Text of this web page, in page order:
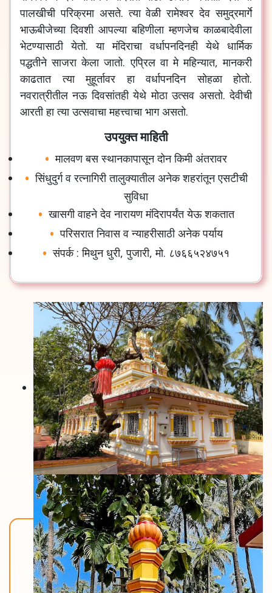
पालखीची परिक्रमा असते.त्या वेळी रामेश्वर देव समुद्रमार्गे
भाऊबीजेच्या दिवशी आपल्या बहिणीला म्हणजेच काळबादेवीला
भेटण्यासाठी येतो.या मंदिराचा वर्धापनदिनही येथे धार्मिक
पद्धतीने साजरा केला जातो.एप्रिल वा मे महिन्यात,मानकरी
काढतात
त्या मुहूर्तावर हा वर्धापनदिन सोहळा होतो.
नवरात्रीतील नऊ दिवसांतही येथे मोठा उत्सव असतो.देवीची
आरती हा त्या उत्सवाचा महत्त्वाचा भाग असतो.
उपयुक्त माहिती
मालवण बस स्थानकापासून दोन किमी अंतरावर
सिंधुदुर्ग व रत्नागिरी तालुक्यातील अनेक शहरांतून एसटीची
सुविधा
खासगी वाहने देव नारायण मंदिरापर्यंत येऊ शकतात
परिसरात निवास व न्याहरीसाठी अनेक पर्याय
संपर्क : मिथुन धुरी, पुजारी, मो. ८७६६५२४७५१